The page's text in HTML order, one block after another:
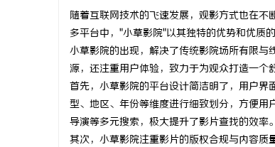
随着互联网技术的飞速发展，观影方式也在
多平台中，"小草影院"以其独特的优势和优质
小草影院的出现，解决了传统影院场所有限
源，还注重用户体验，致力于为观众打造一个
首先，小草影院的平台设计简洁明了，用户
型、地区、年份等维度进行细致划分，方便用
导演等多元搜索，极大提升了影片查找的效率。
其次，小草影院注重影片的版权合规与内容